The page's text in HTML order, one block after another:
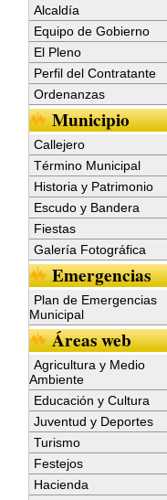
Alcaldía
Equipo de Gobierno
El Pleno
Perfil del Contratante
Ordenanzas
Municipio
Callejero
Término Municipal
Historia y Patrimonio
Escudo y Bandera
Fiestas
Galería Fotográfica
Emergencias
Plan de Emergencias
Municipal
Áreas web
Agricultura y Medio
Ambiente
Educación y Cultura
Juventud y Deportes
Turismo
Festejos
Hacienda